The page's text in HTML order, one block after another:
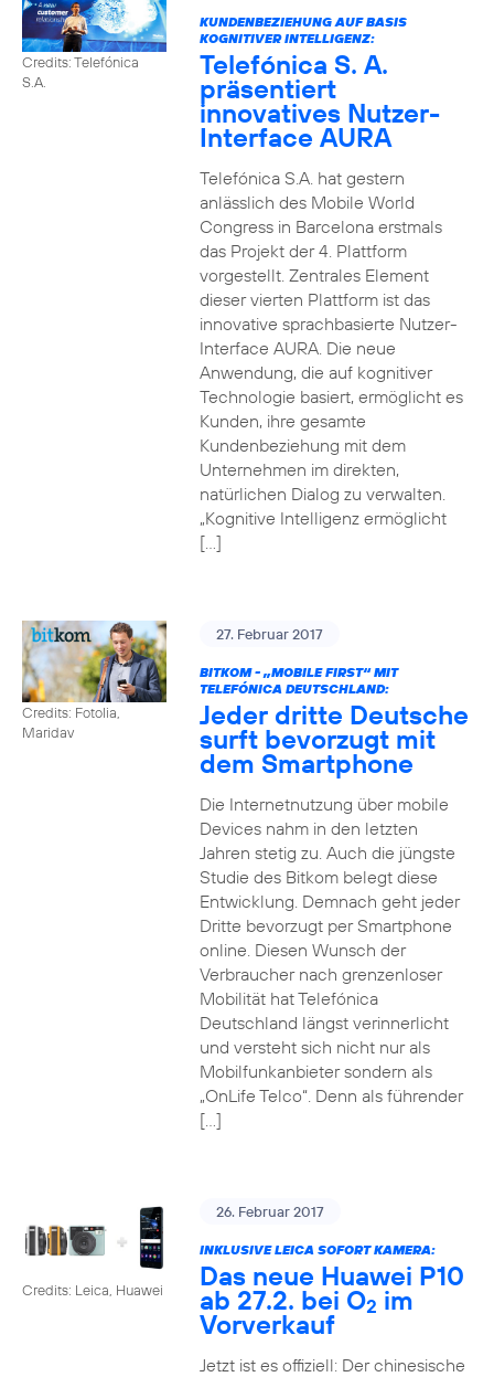
Credits: Telefónica
S.A.
KUNDENBEZIEHUNG AUF BASIS
KOGNITIVER INTELLIGENZ:
Telefónica S. A.
präsentiert
innovatives Nutzer-
Interface AURA
Telefónica S.A. hat gestern
anlässlich des Mobile World
Congress in Barcelona erstmals
das Projekt der 4. Plattform
vorgestellt. Zentrales Element
dieser vierten Plattform ist das
innovative sprachbasierte Nutzer-
Interface AURA. Die neue
Anwendung, die auf kognitiver
Technologie basiert, ermöglicht es
Kunden, ihre gesamte
Kundenbeziehung mit dem
Unternehmen im direkten,
natürlichen Dialog zu verwalten.
„Kognitive Intelligenz ermöglicht
[…]
Credits: Fotolia,
Maridav
27. Februar 2017
BITKOM - „MOBILE FIRST“ MIT
TELEFÓNICA DEUTSCHLAND:
Jeder dritte Deutsche
surft bevorzugt mit
dem Smartphone
Die Internetnutzung über mobile
Devices nahm in den letzten
Jahren stetig zu. Auch die jüngste
Studie des Bitkom belegt diese
Entwicklung. Demnach geht jeder
Dritte bevorzugt per Smartphone
online. Diesen Wunsch der
Verbraucher nach grenzenloser
Mobilität hat Telefónica
Deutschland längst verinnerlicht
und versteht sich nicht nur als
Mobilfunkanbieter sondern als
„OnLife Telco“. Denn als führender
[…]
Credits: Leica, Huawei
26. Februar 2017
INKLUSIVE LEICA SOFORT KAMERA:
Das neue Huawei P10
ab 27.2. bei O2 im
Vorverkauf
Jetzt ist es offiziell: Der chinesische